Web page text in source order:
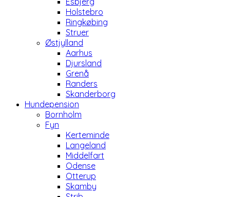
Holstebro
Ringkøbing
Struer
Østjylland
Aarhus
Djursland
Grenå
Randers
Skanderborg
Hundepension
Bornholm
Fyn
Kerteminde
Langeland
Middelfart
Odense
Otterup
Skamby